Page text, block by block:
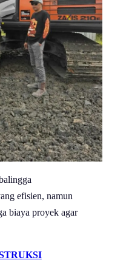
efisien, namun
biaya proyek agar